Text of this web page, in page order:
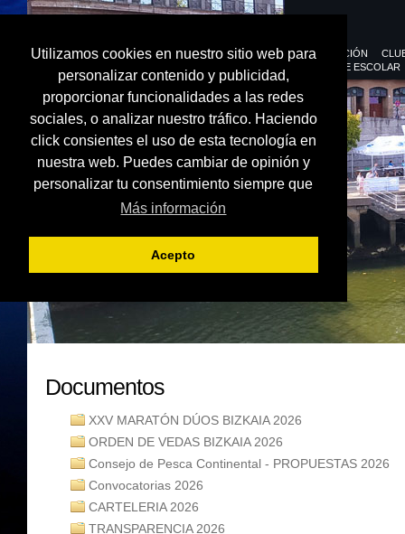
Utilizamos cookies en nuestro sitio web para
personalizar contenido y publicidad,
proporcionar funcionalidades a las redes
sociales, o analizar nuestro tráfico. Haciendo
click consientes el uso de esta tecnología en
nuestra web. Puedes cambiar de opinión y
personalizar tu consentimiento siempre que
Más información
Acepto
FEDERACIÓN
DEPORTE ESCOLAR
Documentos
XXV MARATÓN DÚOS BIZKAIA 2026
ORDEN DE VEDAS BIZKAIA 2026
Consejo de Pesca Continental - PROPUESTAS 2026
Convocatorias 2026
CARTELERIA 2026
TRANSPARENCIA 2026